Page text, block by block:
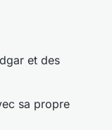
et des
sa propre